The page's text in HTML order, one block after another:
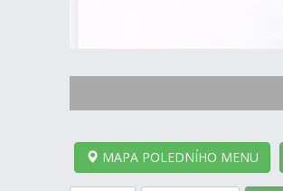
MAPA POLEDNÍHO MENU